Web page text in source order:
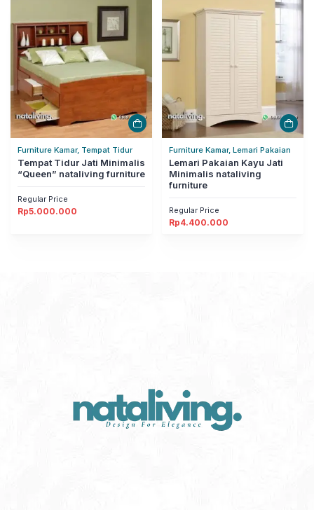
Furniture Kamar, Tempat Tidur
Tempat Tidur Jati Minimalis
“Queen” nataliving furniture
Regular Price
Rp5.000.000
Furniture Kamar, Lemari Pakaian
Lemari Pakaian Kayu Jati
Minimalis nataliving
furniture
Regular Price
Rp4.400.000